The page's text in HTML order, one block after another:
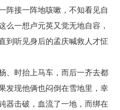
阵接一阵地咳嗽，不知看见自
么一想卢元英又觉无地自容，
到听见身后的孟庆喊救人才怔
、时抬上马车，而后一齐去都
发现他俩也闷倒在雪地里，幸
器击破，血流了一地，而绑在